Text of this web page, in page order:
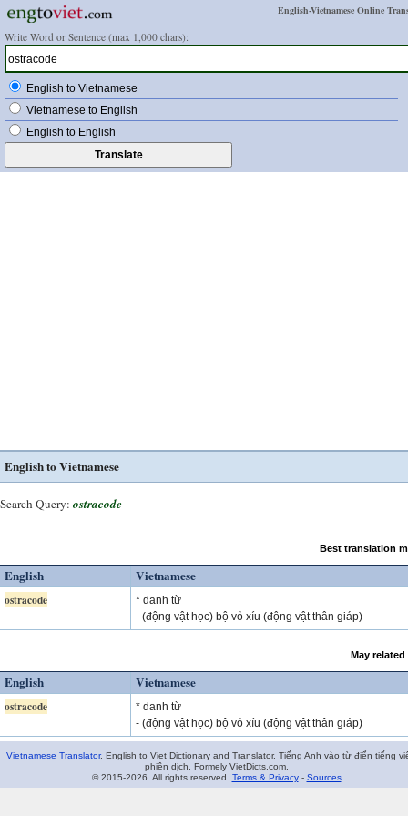
English-Vietnamese Online
Write Word or Sentence (max 1,000 chars):
English to Vietnamese
Vietnamese to English
English to English
English to Vietnamese
Search Query: ostracode
Best translation
English Vietnamese
ostracode
* danh từ
- (động vật học) bộ vỏ xíu (động vật thân giáp)
May
English Vietnamese
ostracode
* danh từ
- (động vật học) bộ vỏ xíu (động vật thân giáp)
Vietnamese Translator. English to Viet Dictionary and Translator. Tiếng Anh vào từ điển tiếng
phiên dịch. Formely VietDicts.com.
© 2015-2026. All rights reserved. Terms & Privacy- Sources